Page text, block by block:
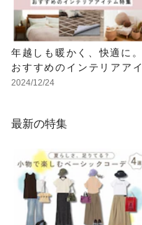
年越しも暖かく、快適に。
おすすめのインテリアアイ
テム特集
2024/12/24
最新の特集